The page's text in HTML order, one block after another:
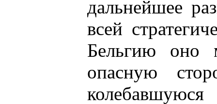
дальнейшее
всей
Бельгию оно
опасную